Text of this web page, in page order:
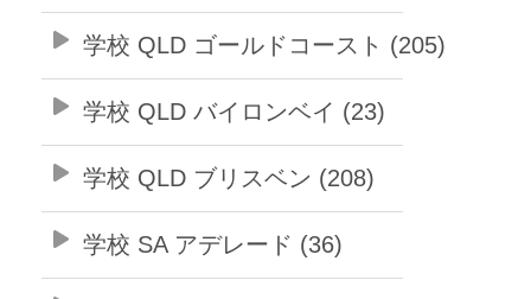
学校 QLD ゴールドコースト (205)
学校 QLD バイロンベイ (23)
学校 QLD ブリスベン (208)
学校 SA アデレード (36)